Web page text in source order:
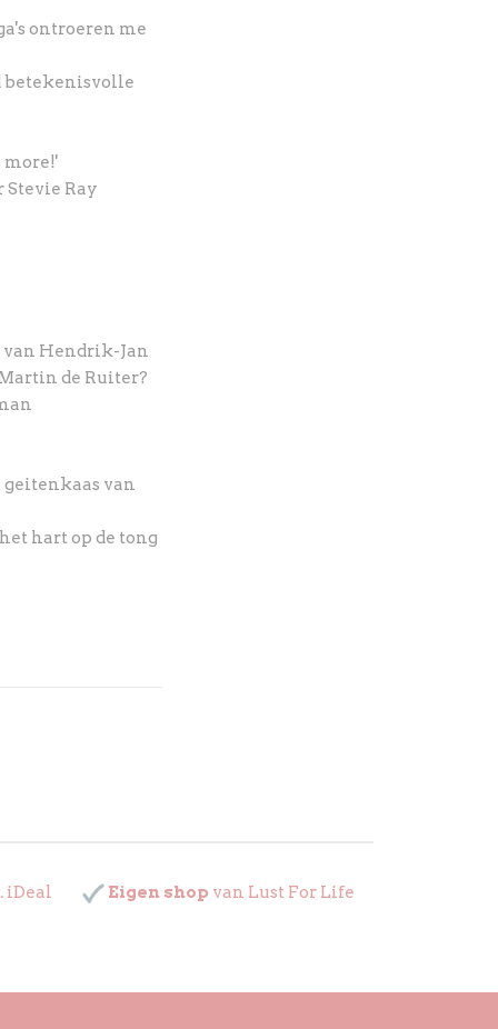
ontroeren me
betekenisvolle
more!'
Stevie Ray
Hendrik-Jan
de Ruiter?
geitenkaas van
hart op de tong
iDeal Eigen shop van Lust For Life